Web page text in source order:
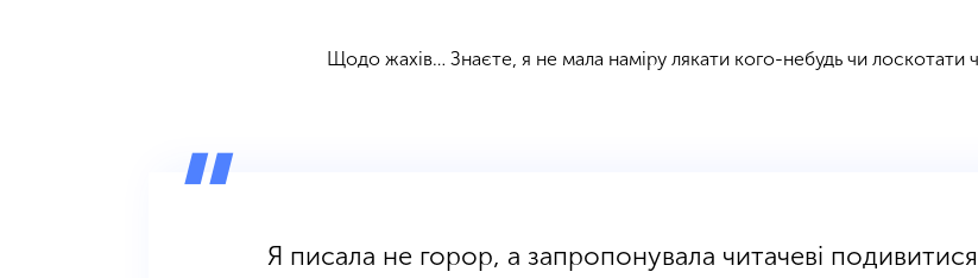
Щодо жахів… Знаєте, я не мала наміру лякати кого-небудь чи лоскотати
Я писала не горор, а запропонувала читачеві